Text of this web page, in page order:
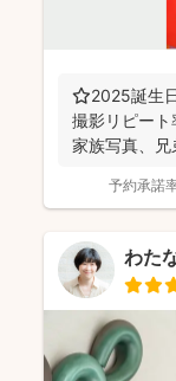
⭐️2025誕生
撮影リピー
家族写真、
予約承諾
わた